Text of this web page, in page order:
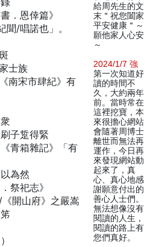
．恩倖篇》
/唱諾也」。
士族
南宋市肆紀》有
子踅得緊
青箱雜記》「有
為然
祭祀志》
開山府》之嚴嵩
給周先生的文
末＂祝您闔家
平安健康＂～
願他家人心安
～
2024/1/7 強
第一次知道好
讀的時間不
久，大約兩年
前。當時常在
這裡挖寶，本
來很擔心網站
會隨著周博士
離世而無法再
運作，今日再
來發現網站動
起來了，真
心、真心地感
謝願意付出的
善心人士們。
無法想像沒有
閱讀的人生，
閱讀的路上有
您們真好。